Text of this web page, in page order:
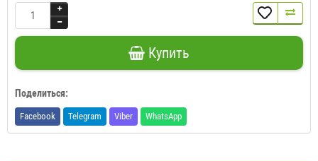
Купить
Поделиться:
Facebook Telegram Viber WhatsApp